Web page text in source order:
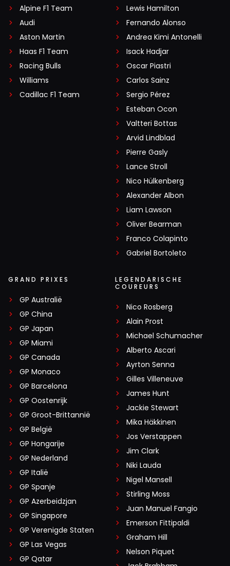
Alpine F1 Team
Audi
Aston Martin
Haas F1 Team
Racing Bulls
Williams
Cadillac F1 Team
Lewis Hamilton
Fernando Alonso
Andrea Kimi Antonelli
Isack Hadjar
Oscar Piastri
Carlos Sainz
Sergio Pérez
Esteban Ocon
Valtteri Bottas
Arvid Lindblad
Pierre Gasly
Lance Stroll
Nico Hülkenberg
Alexander Albon
Liam Lawson
Oliver Bearman
Franco Colapinto
Gabriel Bortoleto
GRAND PRIXES
GP Australië
GP China
GP Japan
GP Miami
GP Canada
GP Monaco
GP Barcelona
GP Oostenrijk
GP Groot-Brittannië
GP België
GP Hongarije
GP Nederland
GP Italië
GP Spanje
GP Azerbeidzjan
GP Singapore
GP Verenigde Staten
GP Las Vegas
GP Qatar
LEGENDARISCHE
COUREURS
Nico Rosberg
Alain Prost
Michael Schumacher
Alberto Ascari
Ayrton Senna
Gilles Villeneuve
James Hunt
Jackie Stewart
Mika Häkkinen
Jos Verstappen
Jim Clark
Niki Lauda
Nigel Mansell
Stirling Moss
Juan Manuel Fangio
Emerson Fittipaldi
Graham Hill
Nelson Piquet